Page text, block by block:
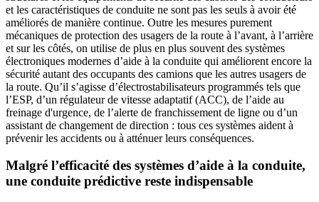
et les caractéristiques de conduite ne sont pas les seuls à avoir été
améliorés de manière continue. Outre les mesures purement
mécaniques de protection des usagers de la route à l’avant, à l’arrière
et sur les côtés, on utilise de plus en plus souvent des systèmes
électroniques modernes d’aide à la conduite qui améliorent encore la
sécurité autant des occupants des camions que les autres usagers de
la route. Qu’il s’agisse d’électrostabilisateurs programmés tels que
l’ESP, d’un régulateur de vitesse adaptatif (ACC), de l’aide au
freinage d'urgence, de l’alerte de franchissement de ligne ou d’un
assistant de changement de direction : tous ces systèmes aident à
prévenir les accidents ou à atténuer leurs conséquences.
Malgré l’efficacité des systèmes d’aide à la conduite,
une conduite prédictive reste indispensable